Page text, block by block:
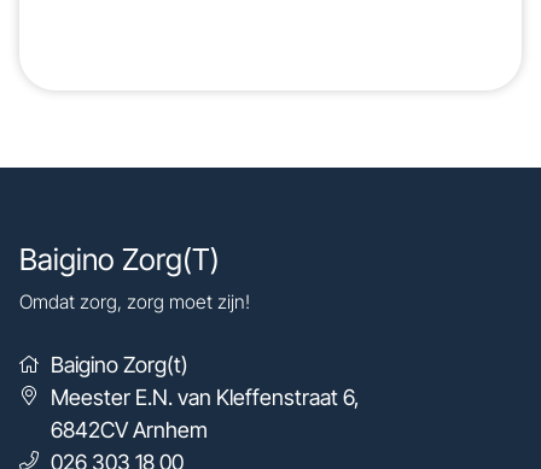
Baigino Zorg(T)
Omdat zorg, zorg moet zijn!
Baigino Zorg(t)
Meester E.N. van Kleffenstraat 6,
6842CV Arnhem
026 303 18 00